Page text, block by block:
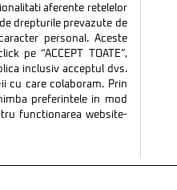
Politica de
aferente retelelor
drepturile prevazute de
personal. Aceste
pe “ACCEPT TOATE”,
inclusiv acceptul dvs.
cu care colaboram. Prin
preferintele in mod
functionarea website-